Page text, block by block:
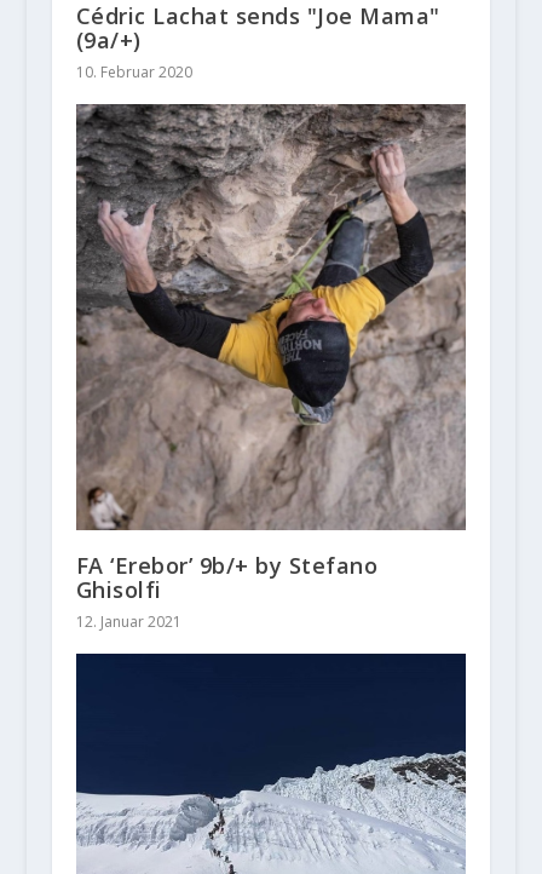
Cédric Lachat sends "Joe Mama"
(9a/+)
10. Februar 2020
FA ‘Erebor’ 9b/+ by Stefano
Ghisolfi
12. Januar 2021